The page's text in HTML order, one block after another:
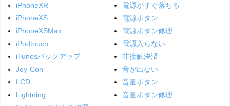
iPhoneXR
iPhoneXS
iPhoneXSMax
iPodtouch
iTunesバックアップ
Joy-Con
LCD
Lightning
電源がすぐ落ちる
電源ボタン
電源ボタン修理
電源入らない
非接触決済
音が出ない
音量ボタン
音量ボタン修理